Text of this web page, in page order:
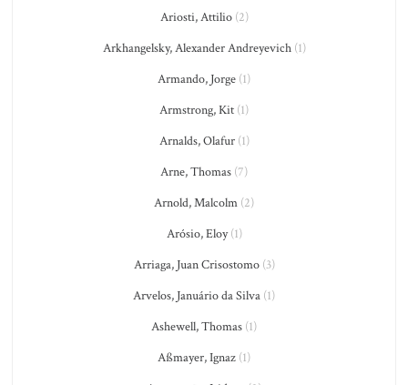
Ariosti, Attilio(2)
Arkhangelsky, Alexander Andreyevich(1)
Armando, Jorge (1)
Armstrong, Kit (1)
Arnalds, Olafur(1)
Arne, Thomas (7)
Arnold, Malcolm (2)
Arósio, Eloy(1)
Arriaga, Juan Crisostomo(3)
Arvelos, Januário da Silva (1)
Ashewell, Thomas (1)
Aßmayer, Ignaz (1)